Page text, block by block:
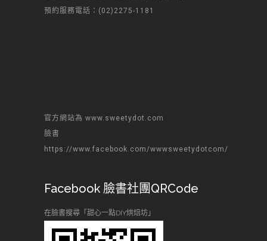
預約服務電話：(02)2275-1181
官方網站為 www.sweetydot.com
臉書
https://www.facebook.com/wwwsweetydotcom/
Facebook 臉書社團QRCode
在臉書搜尋「甜心一點DIY烘焙坊」